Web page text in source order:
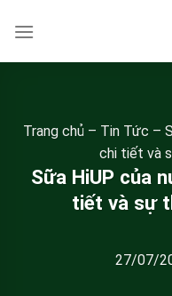
Trang chủ – Tin Tức –
chi tiết và
Sữa HiUP của
tiết và sự
27/07/